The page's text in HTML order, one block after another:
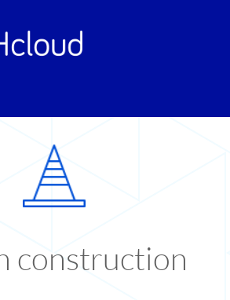
construction